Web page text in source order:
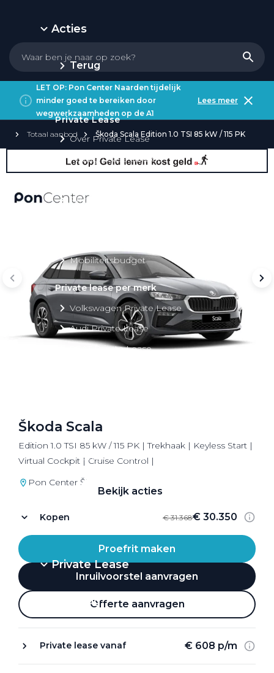
Acties
Terug
Private Lease
Over Private Lease
Private Lease aanbod
Private Lease elektrisch
Mobiliteitsbudget
Private lease per merk
Volkswagen Private Lease
Audi Private Lease
SEAT Private Lease
Bekijk alle aanbiedingen
Bekijk acties
Private Lease
Terug
LET OP: Pon Center Naarden tijdelijk
minder goed te bereiken door
wegwerkzaamheden op de A1
Lees meer
Totaal aanbod Škoda Scala Edition 1.0 TSI 85 kW / 115 PK
Škoda Scala
Edition 1.0 TSI 85 kW / 115 PK | Trekhaak | Keyless Start |
Virtual Cockpit | Cruise Control |
Pon Center Škoda Utrecht
Kopen € 31.368€ 30.350
Proefrit maken
Inruilvoorstel aanvragen
Offerte aanvragen
Private lease vanaf € 608 p/m